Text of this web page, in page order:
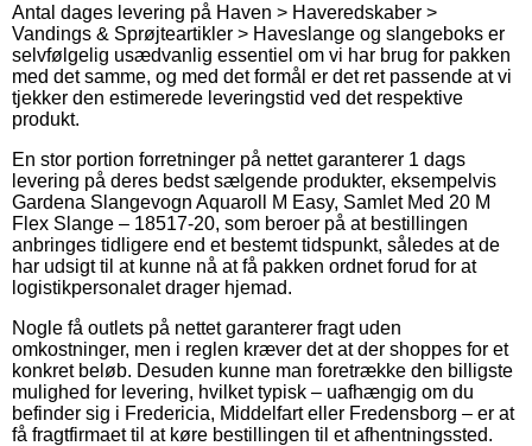
Antal dages levering på Haven > Haveredskaber >
Vandings & Sprøjteartikler > Haveslange og slangeboks er
selvfølgelig usædvanlig essentiel om vi har brug for pakken
med det samme, og med det formål er det ret passende at vi
tjekker den estimerede leveringstid ved det respektive
produkt.
En stor portion forretninger på nettet garanterer 1 dags
levering på deres bedst sælgende produkter, eksempelvis
Gardena Slangevogn Aquaroll M Easy, Samlet Med 20 M
Flex Slange – 18517-20, som beroer på at bestillingen
anbringes tidligere end et bestemt tidspunkt, således at de
har udsigt til at kunne nå at få pakken ordnet forud for at
logistikpersonalet drager hjemad.
Nogle få outlets på nettet garanterer fragt uden
omkostninger, men i reglen kræver det at der shoppes for et
konkret beløb. Desuden kunne man foretrække den billigste
mulighed for levering, hvilket typisk – uafhængig om du
befinder sig i Fredericia, Middelfart eller Fredensborg – er at
få fragtfirmaet til at køre bestillingen til et afhentningssted.